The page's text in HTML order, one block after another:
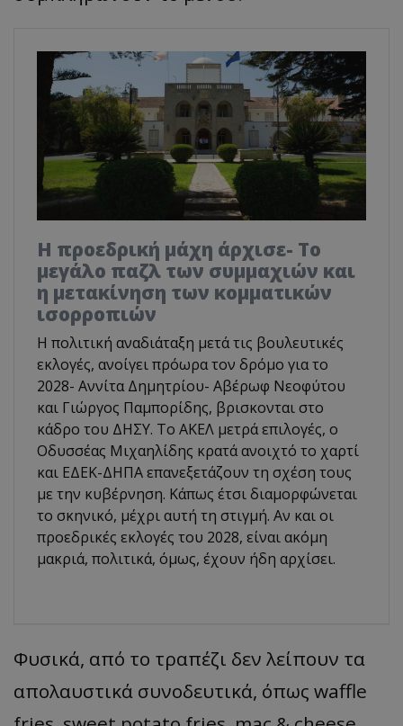
Η προεδρική μάχη άρχισε- Το
μεγάλο παζλ των συμμαχιών και
η μετακίνηση των κομματικών
ισορροπιών
Η πολιτική αναδιάταξη μετά τις βουλευτικές
εκλογές, ανοίγει πρόωρα τον δρόμο για το
2028- Αννίτα Δημητρίου- Αβέρωφ Νεοφύτου
και Γιώργος Παμπορίδης, βρισκονται στο
κάδρο του ΔΗΣΥ. Το ΑΚΕΛ μετρά επιλογές, ο
Οδυσσέας Μιχαηλίδης κρατά ανοιχτό το χαρτί
και ΕΔΕΚ-ΔΗΠΑ επανεξετάζουν τη σχέση τους
με την κυβέρνηση. Κάπως έτσι διαμορφώνεται
το σκηνικό, μέχρι αυτή τη στιγμή. Αν και οι
προεδρικές εκλογές του 2028, είναι ακόμη
μακριά, πολιτικά, όμως, έχουν ήδη αρχίσει.
Φυσικά, από το τραπέζι δεν λείπουν τα
απολαυστικά συνοδευτικά, όπως waffle